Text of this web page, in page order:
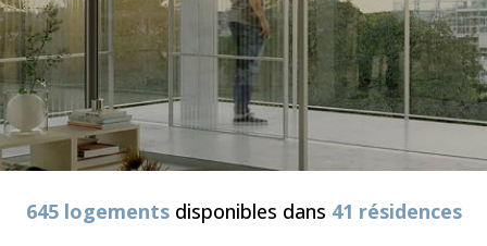
645 logementsdisponibles dans 41 résidences